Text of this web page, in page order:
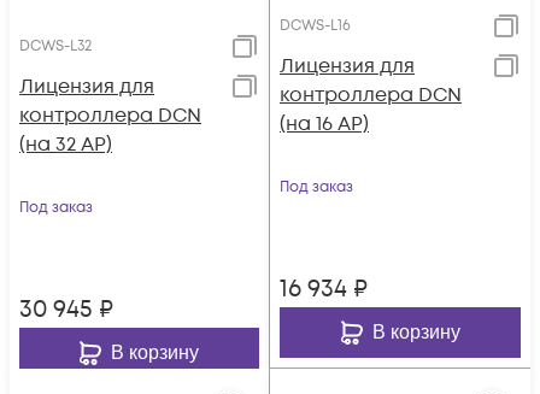
DCWS-L32
Лицензия для
контроллера DCN
(на 32 AP)
Под заказ
30 945 ₽
В корзину
DCWS-L16
Лицензия для
контроллера DCN
(на 16 AP)
Под заказ
16 934 ₽
В корзину